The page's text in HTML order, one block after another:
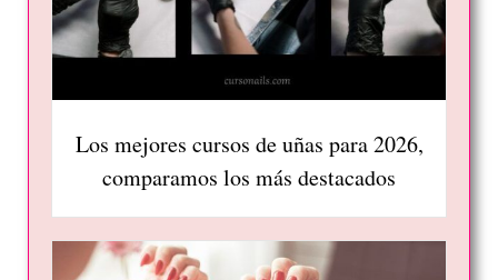
Los mejores cursos de uñas para 2026,
comparamos los más destacados